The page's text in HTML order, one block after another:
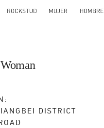
ROCKSTUD MUJER HOMBRE
DISTRICT